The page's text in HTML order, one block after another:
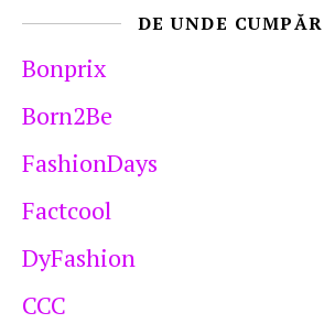
DE UNDE
Bonprix
Born2Be
FashionDays
Factcool
DyFashion
CCC